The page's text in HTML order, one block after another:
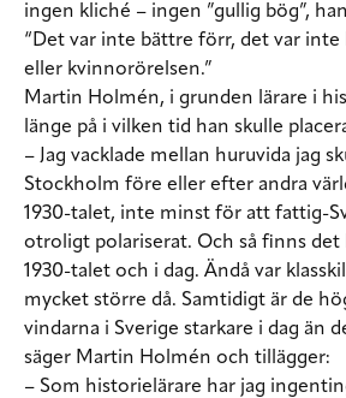
ingen kliché – ingen ”gullig bög”,
“Det var inte bättre förr, det var
eller kvinnorörelsen.”
Martin Holmén, i grunden lärare i
länge på i vilken tid han skulle
– Jag vacklade mellan huruvida jag
Stockholm före eller efter andra
1930-talet, inte minst för att fattig-
otroligt polariserat. Och så finns
1930-talet och i dag. Ändå var
mycket större då. Samtidigt är de
vindarna i Sverige starkare i dag än
säger Martin Holmén och tillägger:
– Som historielärare har jag